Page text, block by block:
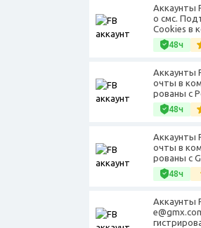
Аккаунты
о смс.
Cookies в
48ч
Аккаунты
очты в
рованы с
48ч
Аккаунты
очты в
рованы с
48ч
Аккаунты